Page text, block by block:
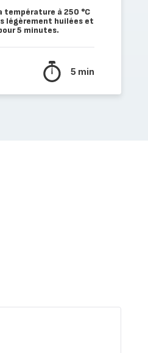
température à 250 °C
légèrement huilées et
5 minutes.
5 min